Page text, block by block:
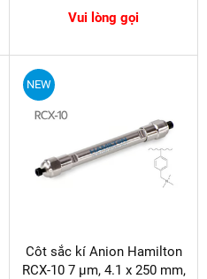
Vui lòng gọi
NEW
Côt sắc kí Anion Hamilton
RCX-10 7 µm, 4.1 x 250 mm,